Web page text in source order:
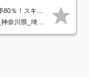
月連休可／案件選
率80%
1回支給します ※上記年俸には固定残業代月20時間分(月6万9000円以上)が含まれます。残業はほとんど発生しませんが、超過した場合は追加支給します ★AIを使った自社への貢献も、貢献度に応じて給与に反映する制度があります
県_富山県_石川県_福井県_静岡県_岐阜県_三重県_兵庫県_京都府_滋賀県_奈良県_和歌山県_広島県_岡山県_鳥取県_島根県_山口県_徳島県_香川県_愛媛県_高知県_福岡県_熊本県_佐賀県_長崎県_大分県_宮崎県_鹿児島県_沖縄県